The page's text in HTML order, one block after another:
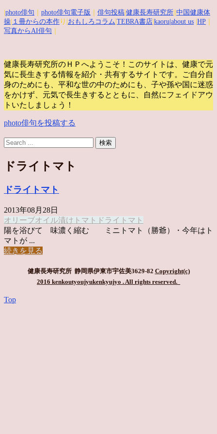
photo俳句 photo俳句電子版 俳句投稿 健康長寿研究所 中国健康体
操 １冊からの本作 り| おもしろコラム TEBRA書店 kaoru |about us HP
写真からAI俳句
健康長寿研究所のＨＰへようこそ！このサイトは、健康で元
気に長生きする情報を紹介・共有するサイトです。
ご自分自
身のためにも、平和な世の中のためにも、子や孫や国に迷惑
をかけず、元気で長生きするとともに、自然にフェイドアウ
トいたしましょう！
photo俳句を投稿する
ドライトマト
ドライトマト
2013年08月28日
オリーブオイル漬け トマト ドライトマト
陽を浴びて 味濃く縮む ミニトマト（勝爺）・今年はト
マトが ...
続きを見る
健康長寿研究所 静岡県伊東市宇佐美3629-82 Copyright(c)
2016 kenkoutyoujyukenkyujyo . All rights reserved.
Top